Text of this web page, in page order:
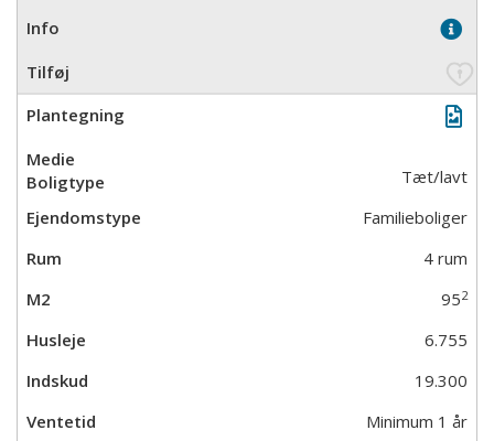
Tæt/lavt
Familieboliger
4 rum
952
6.755
19.300
Minimum 1 år